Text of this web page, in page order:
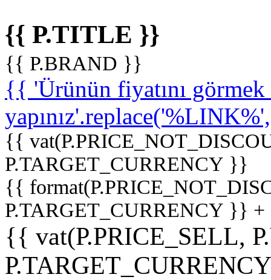
{{ P.TITLE }}
{{ P.BRAND }}
{{ 'Ürünün fiyatını
{{
P.TARGET_CURRENCY }}
{{
P.TARGET_CURRENCY }}
{{ vat(P.PRICE_SELL,